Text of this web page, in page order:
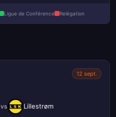
Ligue de Conférence Relégation
12 sept.
vs Lillestrøm